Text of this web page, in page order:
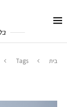
בית Tags